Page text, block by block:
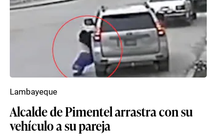
Alcalde de Pimentel arrastra con su
vehículo a su pareja
Lambayeque